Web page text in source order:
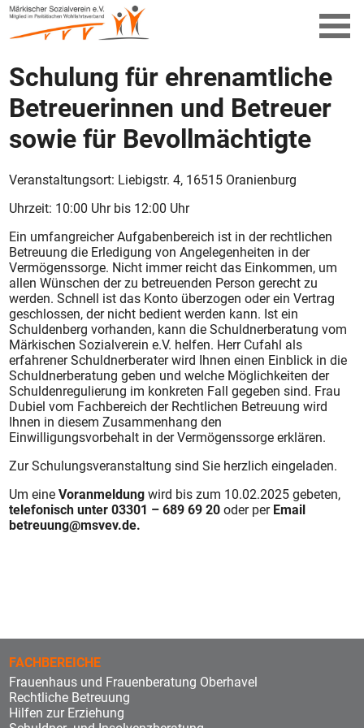
Schulung für ehrenamtliche
Betreuerinnen und Betreuer
sowie für Bevollmächtigte
Veranstaltungsort: Liebigstr. 4, 16515 Oranienburg
Uhrzeit: 10:00 Uhr bis 12:00 Uhr
Ein umfangreicher Aufgabenbereich ist in der rechtlichen
Betreuung die Erledigung von Angelegenheiten in der
Vermögenssorge. Nicht immer reicht das Einkommen, um
allen Wünschen der zu betreuenden Person gerecht zu
werden. Schnell ist das Konto überzogen oder ein Vertrag
geschlossen, der nicht bedient werden kann. Ist ein
Schuldenberg vorhanden, kann die Schuldnerberatung vom
Märkischen Sozialverein e.V. helfen. Herr Cufahl als
erfahrener Schuldnerberater wird Ihnen einen Einblick in die
Schuldnerberatung geben und welche Möglichkeiten der
Schuldenregulierung im konkreten Fall gegeben sind. Frau
Dubiel vom Fachbereich der Rechtlichen Betreuung wird
Ihnen in diesem Zusammenhang den
Einwilligungsvorbehalt in der Vermögenssorge erklären.
Zur Schulungsveranstaltung sind Sie herzlich eingeladen.
Um eineVoranmeldung wird bis zum 10.02.2025 gebeten,
telefonisch unter 03301 – 689 69 20oder perEmail
betreuung@msvev.de.
FACHBEREICHE
Frauenhaus und Frauenberatung Oberhavel
Rechtliche Betreuung
Hilfen zur Erziehung